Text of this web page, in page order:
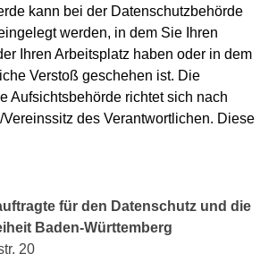
kann bei der Datenschutzbehörde
werden, in dem Sie Ihren
Ihren Arbeitsplatz haben oder in dem
Verstoß geschehen ist. Die
Aufsichtsbehörde richtet sich nach
des Verantwortlichen. Diese
für den Datenschutz und die
Baden-Württemberg
20